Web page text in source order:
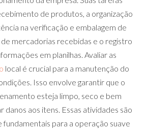
de produtos, a organização
na verificação e embalagem de
mercadorias recebidas e o registro
em planilhas. Avaliar as
local é crucial para a manutenção do
Isso envolve garantir que o
esteja limpo, seco e bem
danos aos itens. Essas atividades são
para a operação suave